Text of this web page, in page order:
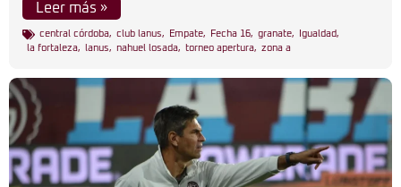
Leer más »
central córdoba, club lanus, Empate, Fecha 16, granate, Igualdad,
la fortaleza, lanus, nahuel losada, torneo apertura, zona a